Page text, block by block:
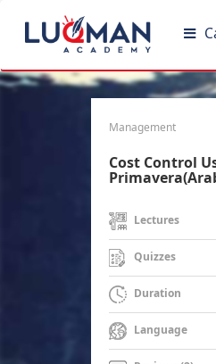
Management
Cost Control
Lectures
Quizzes
Duration
Language